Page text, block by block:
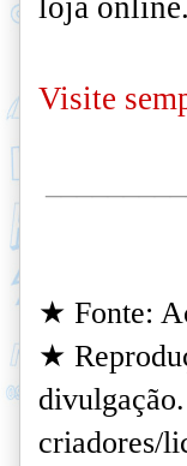
loja online.
Visite
★ Fonte:
★
criadores/